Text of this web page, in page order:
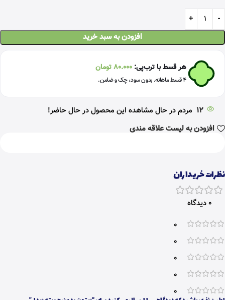
افزودن به سبد خرید
هر قسط با ترب‌پی: 80.000تومان
۴ قسط ماهانه. بدون سود، چک و ضامن.
12 مردم در حال مشاهده این محصول در حال حاضر!
افزودن به لیست علاقه مندی
نظرات خریداران
0 دیدگاه
0
0
0
0
0